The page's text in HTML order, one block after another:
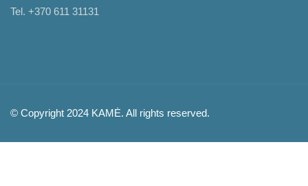
Tel. +370 611 31131
© Copyright 2024 KAMĖ. All rights reserved.